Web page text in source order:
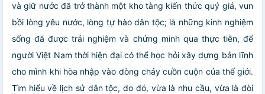
và giữ nước đã trở thành một kho tàng kiến thức quý giá, vun
bồi lòng yêu nước, lòng tự hào dân tộc; là những kinh nghiệm
sống đã được trải nghiệm và chứng minh qua thực tiễn, để
người Việt Nam thời hiện đại có thể học hỏi xây dựng bản lĩnh
cho mình khi hòa nhập vào dòng chảy cuồn cuộn của thế giới.
Tìm hiểu về lịch sử dân tộc, do đó, vừa là nhu cầu, vừa là đòi